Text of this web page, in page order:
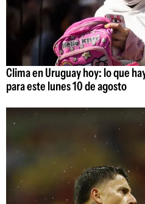
Clima en Uruguay hoy: lo que
para este lunes 10 de agosto